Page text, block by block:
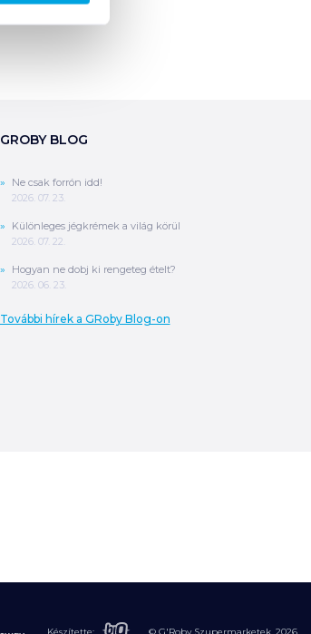
költséget nem tartalmazza. További
GROBY BLOG
Ne csak forrón idd!
2026. 07. 23.
Különleges jégkrémek a világ körül
2026. 07. 22.
Hogyan ne dobj ki rengeteg ételt?
2026. 06. 23.
További hírek a GRoby Blog-on
Készítette: © G'Roby Szupermarketek, 2026